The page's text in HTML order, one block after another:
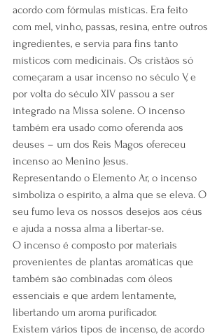
acordo com fórmulas místicas. Era feito
com mel, vinho, passas, resina, entre outros
ingredientes, e servia para fins tanto
místicos com medicinais. Os cristãos só
começaram a usar incenso no século V, e
por volta do século XIV passou a ser
integrado na Missa solene. O incenso
também era usado como oferenda aos
deuses – um dos Reis Magos ofereceu
incenso ao Menino Jesus.
Representando o Elemento Ar, o incenso
simboliza o espírito, a alma que se eleva. O
seu fumo leva os nossos desejos aos céus
e ajuda a nossa alma a libertar-se.
O incenso é composto por materiais
provenientes de plantas aromáticas que
também são combinadas com óleos
essenciais e que ardem lentamente,
libertando um aroma purificador.
Existem vários tipos de incenso, de acordo